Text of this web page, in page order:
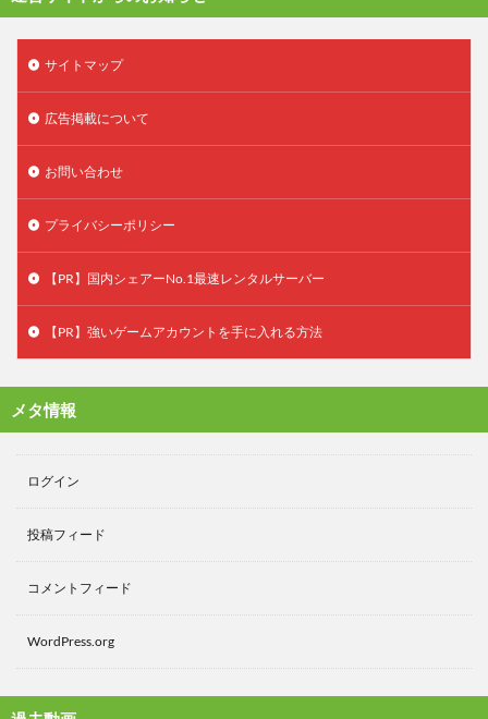
サイトマップ
広告掲載について
お問い合わせ
プライバシーポリシー
【PR】国内シェアーNo.1最速レンタルサーバー
【PR】強いゲームアカウントを手に入れる方法
メタ情報
ログイン
投稿フィード
コメントフィード
WordPress.org